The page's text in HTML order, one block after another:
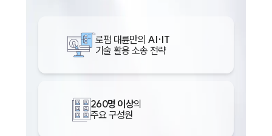
로펌 대륜만의 AI·IT
기술 활용 소송 전략
260명 이상의
주요 구성원